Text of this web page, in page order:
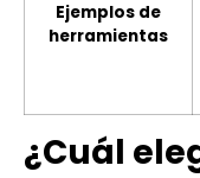
Ejemplos de
herramientas
¿Cuál